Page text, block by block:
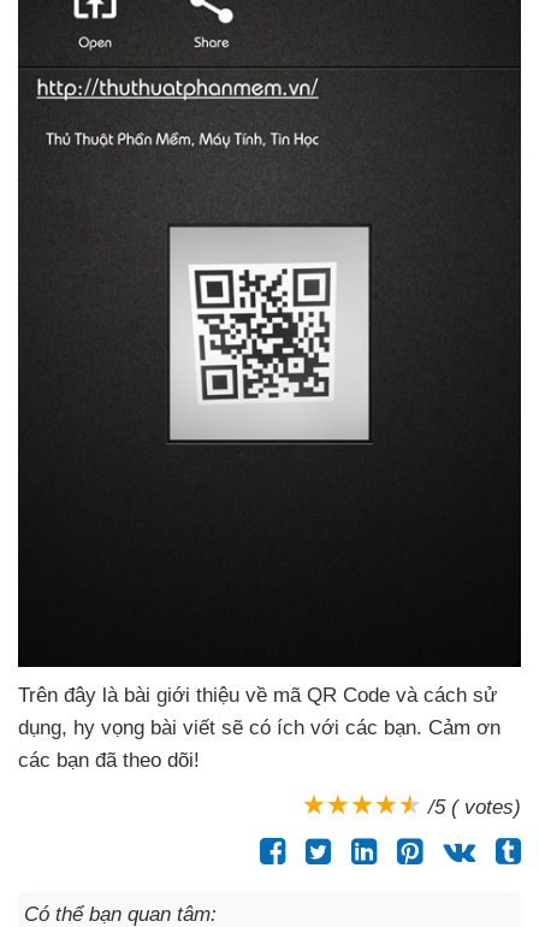
Trên đây là bài giới thiệu về mã QR Code và cách sử
dụng, hy vọng bài viết sẽ có ích với các bạn. Cảm ơn
các bạn đã theo dõi!
/5 ( votes)
Có thể bạn quan tâm: